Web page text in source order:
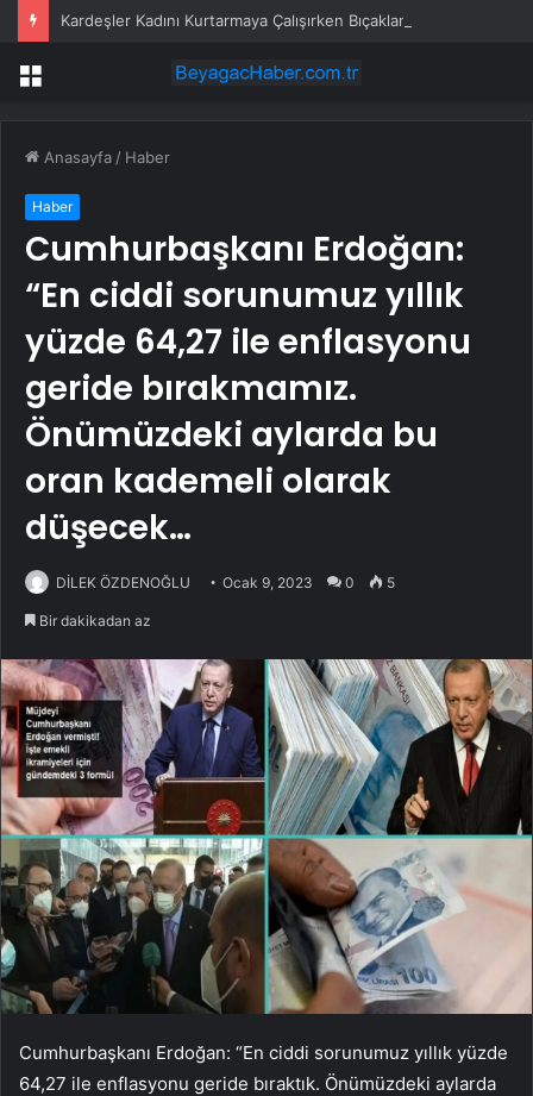
Kardeşler Kadını Kurtarmaya Çalışırken Bıçaklandı
Menü
Anasayfa / Haber
Haber
Cumhurbaşkanı Erdoğan:
“En ciddi sorunumuz yıllık
yüzde 64,27 ile enflasyonu
geride bırakmamız.
Önümüzdeki aylarda bu
oran kademeli olarak
düşecek…
DİLEK ÖZDENOĞLU Ocak 9, 2023 0 5
Bir dakikadan az
Cumhurbaşkanı Erdoğan: “En ciddi sorunumuz yıllık yüzde
64,27 ile enflasyonu geride bıraktık. Önümüzdeki aylarda